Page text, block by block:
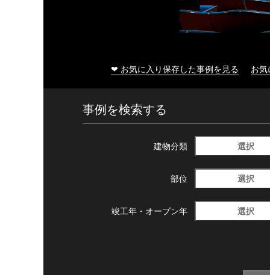
❤ お気に入り保存した事例を見る お
事例を検索する
建物分類 選択
部位 選択
竣工年・ オープン年 選択